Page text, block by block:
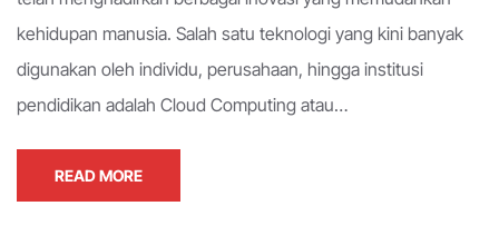
kehidupan manusia. Salah satu teknologi yang kini banyak
digunakan oleh individu, perusahaan, hingga institusi
pendidikan adalah Cloud Computing atau…
READ MORE